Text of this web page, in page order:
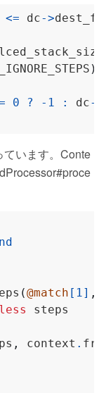
<= dc->
);
0 ? - 1 : dc->
います。Conte
(@match [ 1 ] ,
, context .